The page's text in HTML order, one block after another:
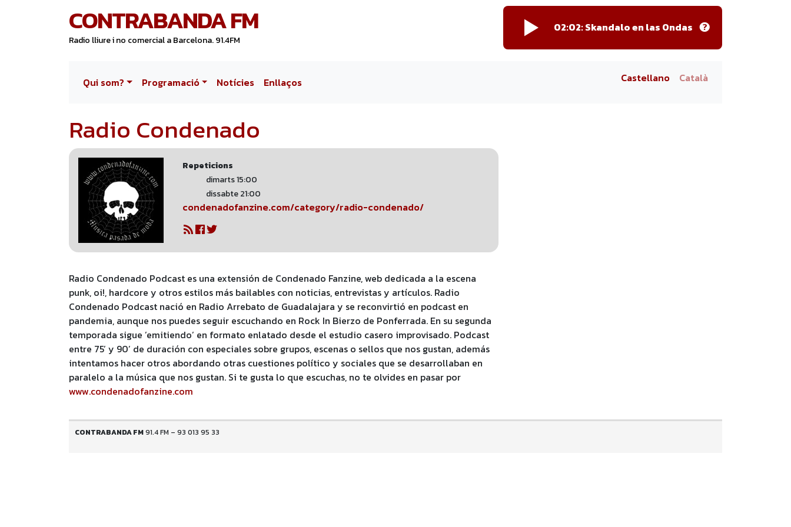
CONTRABANDA FM
Radio lliure i no comercial a Barcelona. 91.4FM
02:02:Skandalo en las Ondas
Qui som? Programació Notícies Enllaços Castellano Català
Radio Condenado
Repeticions
dimarts 15:00
dissabte 21:00
condenadofanzine.com/category/radio-condenado/
Radio Condenado Podcast es una extensión de Condenado Fanzine, web dedicada a la escena
punk, oi!, hardcore y otros estilos más bailables con noticias, entrevistas y artículos. Radio
Condenado Podcast nació en Radio Arrebato de Guadalajara y se reconvirtió en podcast en
pandemia, aunque nos puedes seguir escuchando en Rock In Bierzo de Ponferrada. En su segunda
temporada sigue ’emitiendo’ en formato enlatado desde el estudio casero improvisado. Podcast
entre 75’ y 90’ de duración con especiales sobre grupos, escenas o sellos que nos gustan, además
intentamos hacer otros abordando otras cuestiones político y sociales que se desarrollaban en
paralelo a la música que nos gustan. Si te gusta lo que escuchas, no te olvides en pasar por
www.condenadofanzine.com
CONTRABANDA FM91.4 FM – 93 013 95 33